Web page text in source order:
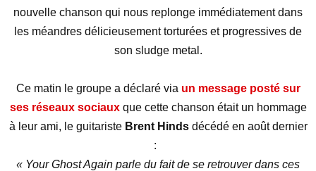
nouvelle chanson qui nous replonge immédiatement dans
les méandres délicieusement torturées et progressives de
son sludge metal.
Ce matin le groupe a déclaré via un message posté sur
ses réseaux sociauxque cette chanson était un hommage
à leur ami, le guitariste Brent Hindsdécédé en août dernier
:
« Your Ghost Again parle du fait de se retrouver dans ces